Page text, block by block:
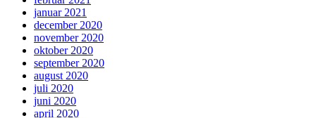
januar 2021
december 2020
november 2020
oktober 2020
september 2020
august 2020
juli 2020
juni 2020
april 2020